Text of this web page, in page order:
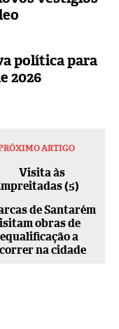
política para
2026
ARTIGO
de Santarém
obras de
a
na cidade